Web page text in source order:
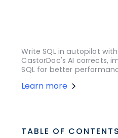
Write SQL in autopilot
CastorDoc's AI corrects,
SQL for better
Learn more
TABLE OF CONTENTS